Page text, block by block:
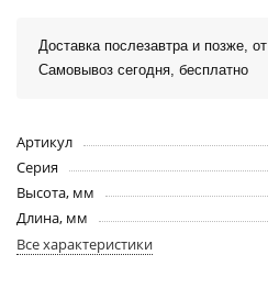
Доставка послезавтра и позже, от
Самовывоз сегодня, бесплатно
Артикул
Серия
Высота, мм
Длина, мм
Все характеристики